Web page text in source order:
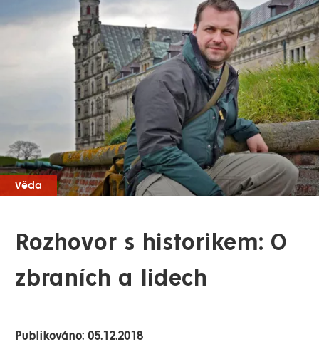
Věda
Rozhovor s historikem: O
zbraních a lidech
Publikováno: 05.12.2018